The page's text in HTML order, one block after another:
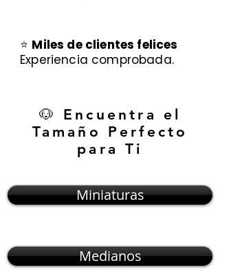
⭐ Miles de clientes felices
Experiencia comprobada.
🐶 Encuentra el
Tamaño Perfecto
para Ti
Miniaturas
Medianos